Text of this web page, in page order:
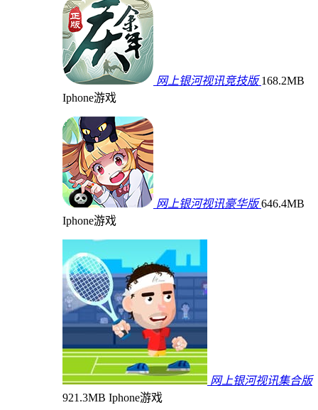
网上银河视讯竞技版 168.2MB
Iphone游戏
网上银河视讯豪华版 646.4MB
Iphone游戏
网上银河视讯集合版
921.3MB Iphone游戏